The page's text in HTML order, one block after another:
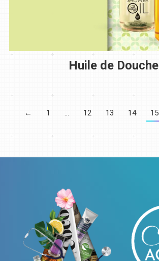
Huile de Douche
← 1 … 12 13 14 15